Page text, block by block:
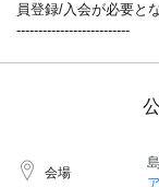
員登録/入会が必要と
--------------------------
会場